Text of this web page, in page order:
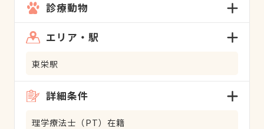
診療動物
エリア・駅
東栄駅
詳細条件
理学療法士（PT）在籍